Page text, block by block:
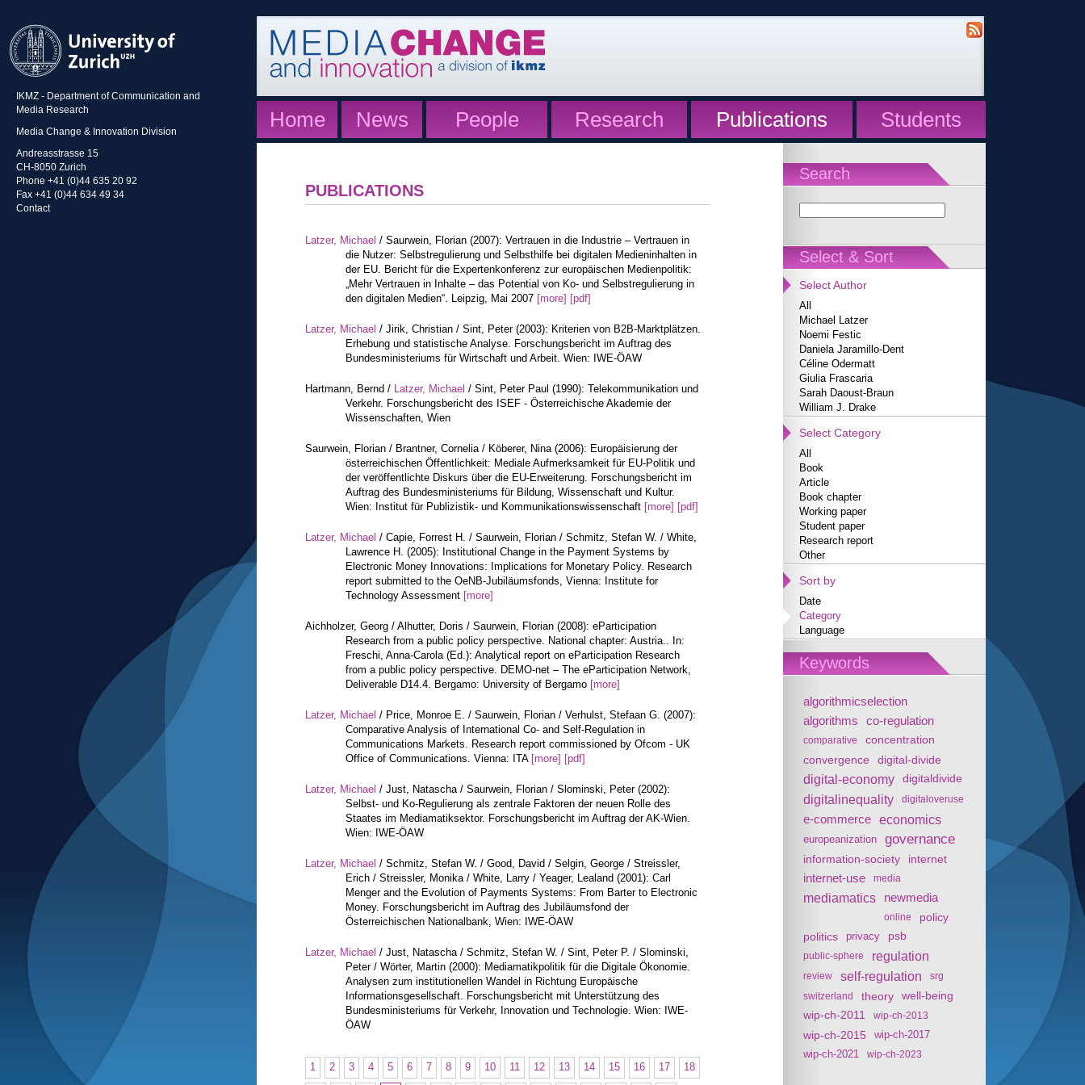
IKMZ - Department of Communication and
Media Research
Media Change & Innovation Division
Andreasstrasse 15
CH-8050 Zurich
Phone +41 (0)44 635 20 92
Fax +41 (0)44 634 49 34
Contact
Home News People Research Publications Students
Search
Select & Sort
Select Author
All
Michael Latzer
Noemi Festic
Daniela Jaramillo-Dent
Céline Odermatt
Giulia Frascaria
Sarah Daoust-Braun
William J. Drake
Select Category
All
Book
Article
Book chapter
Working paper
Student paper
Research report
Other
Sort by
Date
Category
Language
Keywords
algorithmicselection
algorithms
co-regulation
comparative concentration
convergence digital-divide
digital-economy digitaldivide
digitalinequality digitaloveruse
e-commerce economics
europeanization governance
information-society internet
internet-use media
mediamatics newmedia
online
policy
politics
privacy psb
public-sphere regulation
review self-regulation
srg
switzerland
theory
well-being
wip-ch-2011
wip-ch-2013
wip-ch-2015
wip-ch-2017
wip-ch-2021
wip-ch-2023
PUBLICATIONS
Latzer, Michael / Saurwein, Florian (2007): Vertrauen in die Industrie – Vertrauen in
die Nutzer: Selbstregulierung und Selbsthilfe bei digitalen Medieninhalten in
der EU. Bericht für die Expertenkonferenz zur europäischen Medienpolitik:
„Mehr Vertrauen in Inhalte – das Potential von Ko- und Selbstregulierung in
den digitalen Medien“. Leipzig, Mai 2007 [more] [pdf]
Latzer, Michael / Jirik, Christian / Sint, Peter (2003): Kriterien von B2B-Marktplätzen.
Erhebung und statistische Analyse. Forschungsbericht im Auftrag des
Bundesministeriums für Wirtschaft und Arbeit. Wien: IWE-ÖAW
Hartmann, Bernd / Latzer, Michael / Sint, Peter Paul (1990): Telekommunikation und
Verkehr. Forschungsbericht des ISEF - Österreichische Akademie der
Wissenschaften, Wien
Saurwein, Florian / Brantner, Cornelia / Köberer, Nina (2006): Europäisierung der
österreichischen Öffentlichkeit: Mediale Aufmerksamkeit für EU-Politik und
der veröffentlichte Diskurs über die EU-Erweiterung. Forschungsbericht im
Auftrag des Bundesministeriums für Bildung, Wissenschaft und Kultur.
Wien: Institut für Publizistik- und Kommunikationswissenschaft [more] [pdf]
Latzer, Michael / Capie, Forrest H. / Saurwein, Florian / Schmitz, Stefan W. / White,
Lawrence H. (2005): Institutional Change in the Payment Systems by
Electronic Money Innovations: Implications for Monetary Policy. Research
report submitted to the OeNB-Jubiläumsfonds, Vienna: Institute for
Technology Assessment [more]
Aichholzer, Georg / Alhutter, Doris / Saurwein, Florian (2008): eParticipation
Research from a public policy perspective. National chapter: Austria.. In:
Freschi, Anna-Carola (Ed.): Analytical report on eParticipation Research
from a public policy perspective. DEMO-net – The eParticipation Network,
Deliverable D14.4. Bergamo: University of Bergamo [more]
Latzer, Michael / Price, Monroe E. / Saurwein, Florian / Verhulst, Stefaan G. (2007):
Comparative Analysis of International Co- and Self-Regulation in
Communications Markets. Research report commissioned by Ofcom - UK
Office of Communications. Vienna: ITA [more] [pdf]
Latzer, Michael / Just, Natascha / Saurwein, Florian / Slominski, Peter (2002):
Selbst- und Ko-Regulierung als zentrale Faktoren der neuen Rolle des
Staates im Mediamatiksektor. Forschungsbericht im Auftrag der AK-Wien.
Wien: IWE-ÖAW
Latzer, Michael / Schmitz, Stefan W. / Good, David / Selgin, George / Streissler,
Erich / Streissler, Monika / White, Larry / Yeager, Lealand (2001): Carl
Menger and the Evolution of Payments Systems: From Barter to Electronic
Money. Forschungsbericht im Auftrag des Jubiläumsfond der
Österreichischen Nationalbank, Wien: IWE-ÖAW
Latzer, Michael / Just, Natascha / Schmitz, Stefan W. / Sint, Peter P. / Slominski,
Peter / Wörter, Martin (2000): Mediamatikpolitik für die Digitale Ökonomie.
Analysen zum institutionellen Wandel in Richtung Europäische
Informationsgesellschaft. Forschungsbericht mit Unterstützung des
Bundesministeriums für Verkehr, Innovation und Technologie. Wien: IWE-
ÖAW
1 2 3 4 5 6 7 8 9 10 11 12 13 14 15 16 17 18